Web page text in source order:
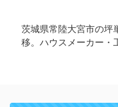
茨城県常陸大宮市の坪
移。ハウスメーカー・